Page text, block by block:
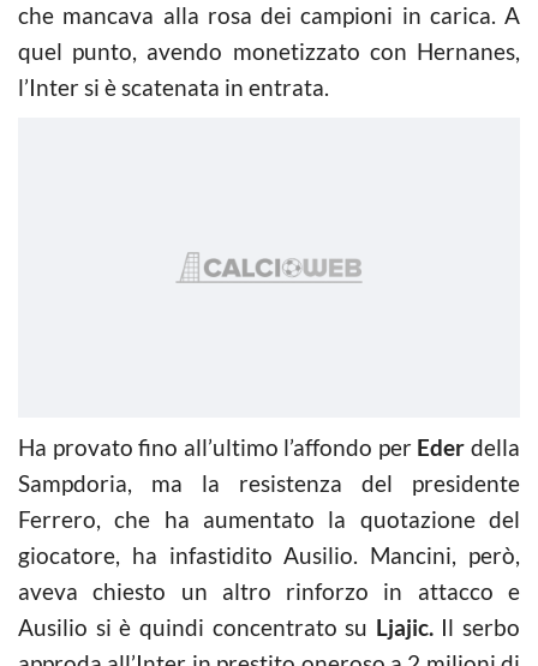
che mancava alla rosa dei campioni in carica. A
quel punto, avendo monetizzato con Hernanes,
l’Inter si è scatenata in entrata.
Ha provato fino all’ultimo l’affondo per Eder della
Sampdoria, ma la resistenza del presidente
Ferrero, che ha aumentato la quotazione del
giocatore, ha infastidito Ausilio. Mancini, però,
aveva chiesto un altro rinforzo in attacco e
Ausilio si è quindi concentrato su Ljajic.Il serbo